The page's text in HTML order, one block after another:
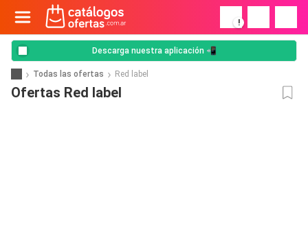
!
Descarga nuestra aplicación 📲
Todas las ofertas Red label
Ofertas Red label